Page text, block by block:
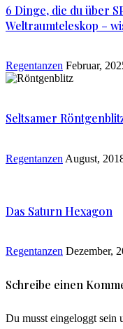
6 Dinge, die du über
Weltraumteleskop –
Regentanzen Februar,
Seltsamer
Regentanzen August,
Das Saturn Hexagon
Regentanzen Dezember,
Schreibe einen
Du musst eingeloggt sein